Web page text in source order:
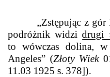
„Zstępując z
podróżnik widzidrugi
to wówczas dolina,
Angeles” (Złoty Wiek
11.03 1925 s. 378]).